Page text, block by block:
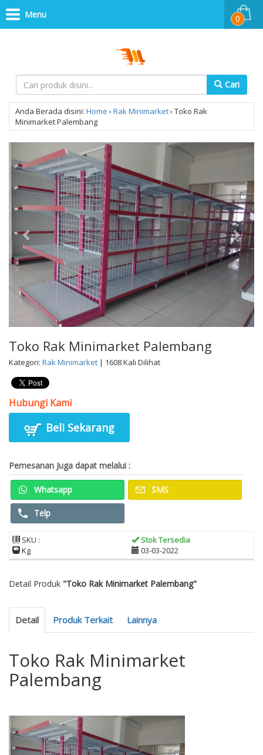
Cari
0
Menu
Anda Berada disini: Home › Rak Minimarket› Toko Rak
Minimarket Palembang
Toko Rak Minimarket Palembang
Kategori: Rak Minimarket | 1608 Kali Dilihat
Hubungi Kami
Beli Sekarang
Pemesanan Juga dapat melalui :
Whatsapp SMS
Telp
SKU :
Stok Tersedia
Kg
03-03-2022
Detail Produk "Toko Rak Minimarket Palembang"
Detail Produk Terkait Lainnya
Toko Rak Minimarket
Palembang